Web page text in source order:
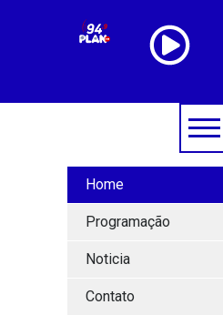
Home
Programação
Noticia
Contato